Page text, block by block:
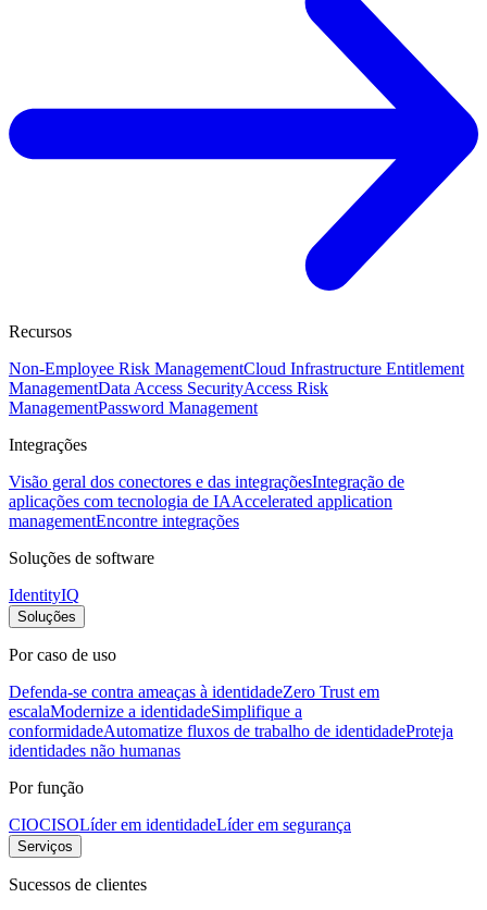
Recursos
Non-Employee Risk ManagementCloud Infrastructure Entitlement
ManagementData Access SecurityAccess Risk
ManagementPassword Management
Integrações
Visão geral dos conectores e das integraçõesIntegração de
aplicações com tecnologia de IAAccelerated application
managementEncontre integrações
Soluções de software
IdentityIQ
Soluções
Por caso de uso
Defenda-se contra ameaças à identidadeZero Trust em
escalaModernize a identidadeSimplifique a
conformidadeAutomatize fluxos de trabalho de identidadeProteja
identidades não humanas
Por função
CIOCISOLíder em identidadeLíder em segurança
Serviços
Sucessos de clientes